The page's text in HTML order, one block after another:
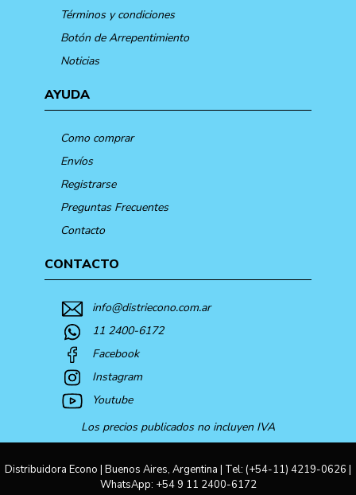
Términos y condiciones
Botón de Arrepentimiento
Noticias
AYUDA
Como comprar
Envíos
Registrarse
Preguntas Frecuentes
Contacto
CONTACTO
info@distriecono.com.ar
11 2400-6172
Facebook
Instagram
Youtube
Los precios publicados no incluyen IVA
Distribuidora Econo | Buenos Aires, Argentina | Tel: (+54-11) 4219-0626 |
WhatsApp: +54 9 11 2400-6172